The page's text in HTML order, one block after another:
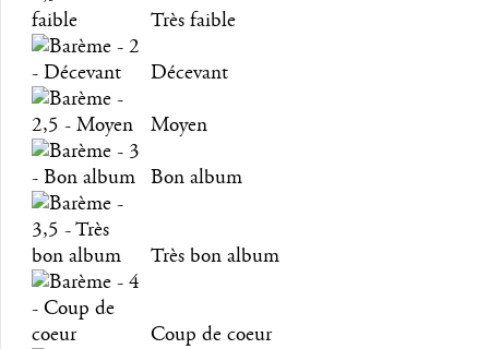
Très faible
Décevant
Moyen
Bon album
Très bon album
Coup de coeur